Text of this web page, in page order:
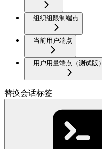
组织组限制端点
当前用户端点
用户用量端点（测试版）
替换会话标签